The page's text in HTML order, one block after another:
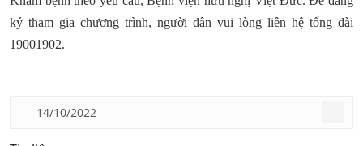
ký tham gia chương trình, người dân vui lòng liên hệ tổng đài
19001902.
14/10/2022